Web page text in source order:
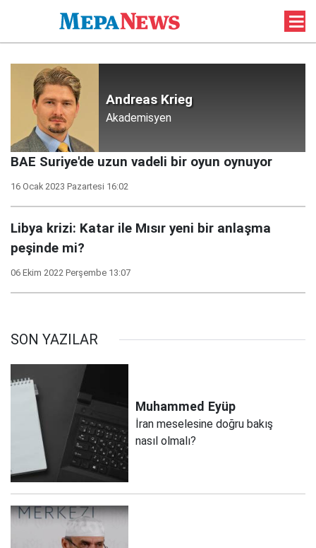
Andreas Krieg
Akademisyen
BAE Suriye'de uzun vadeli bir oyun oynuyor
16 Ocak 2023 Pazartesi 16:02
Libya krizi: Katar ile Mısır yeni bir anlaşma
peşinde mi?
06 Ekim 2022 Perşembe 13:07
SON YAZILAR
Muhammed Eyüp
İran meselesine doğru bakış
nasıl olmalı?